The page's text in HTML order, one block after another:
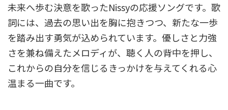
未来へ歩む決意を歌ったNissyの応援ソングです。歌
詞には、過去の思い出を胸に抱きつつ、新たな一歩
を踏み出す勇気が込められています。優しさと力強
さを兼ね備えたメロディが、聴く人の背中を押し、
これからの自分を信じるきっかけを与えてくれる心
温まる一曲です。